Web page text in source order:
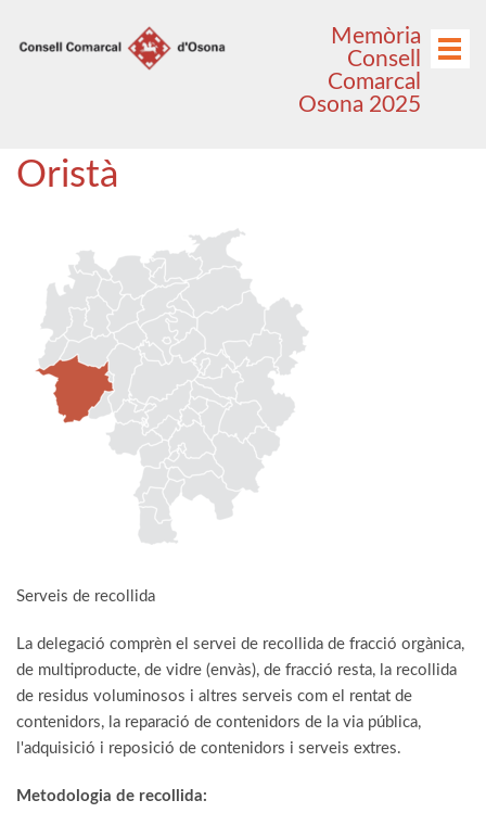
Menú
Memòria
Consell
Comarcal
Osona 2025
Oristà
Serveis de recollida
La delegació comprèn el servei de recollida de fracció orgànica,
de multiproducte, de vidre (envàs), de fracció resta, la recollida
de residus voluminosos i altres serveis com el rentat de
contenidors, la reparació de contenidors de la via pública,
l'adquisició i reposició de contenidors i serveis extres.
Metodologia de recollida: